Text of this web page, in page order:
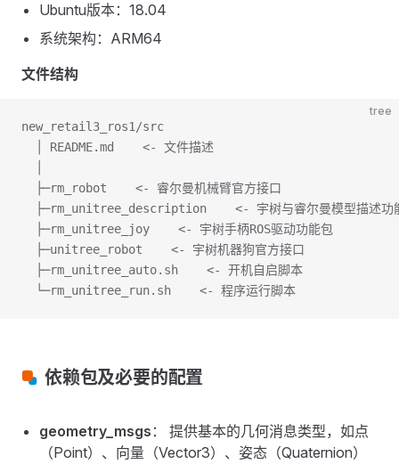
Ubuntu版本：18.04
系统架构：ARM64
文件结构
tree
new_retail3_ros1/src
  │ README.md    <- 文件描述
  ├─rm_robot    <- 睿尔曼机械臂官方接口
├─rm_unitree_description    <- 宇树与睿尔曼模型描述功
  ├─rm_unitree_joy    <- 宇树手柄ROS驱动功能包
  ├─unitree_robot    <- 宇树机器狗官方接口
  ├─rm_unitree_auto.sh    <- 开机自启脚本
  └─rm_unitree_run.sh    <- 程序运行脚本
依赖包及必要的配置
geometry_msgs ： 提供基本的几何消息类型，如点
（Point）、向量（Vector3）、姿态（Quaternion）